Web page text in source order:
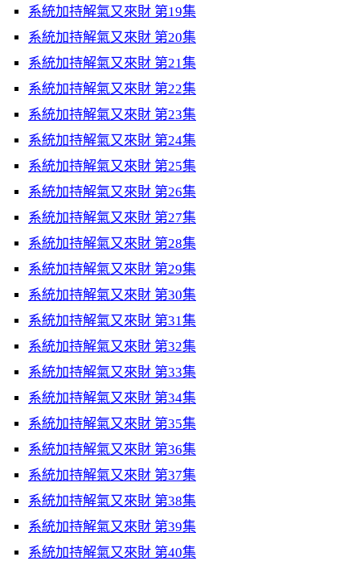
系統加持解氣又來財 第19集
系統加持解氣又來財 第20集
系統加持解氣又來財 第21集
系統加持解氣又來財 第22集
系統加持解氣又來財 第23集
系統加持解氣又來財 第24集
系統加持解氣又來財 第25集
系統加持解氣又來財 第26集
系統加持解氣又來財 第27集
系統加持解氣又來財 第28集
系統加持解氣又來財 第29集
系統加持解氣又來財 第30集
系統加持解氣又來財 第31集
系統加持解氣又來財 第32集
系統加持解氣又來財 第33集
系統加持解氣又來財 第34集
系統加持解氣又來財 第35集
系統加持解氣又來財 第36集
系統加持解氣又來財 第37集
系統加持解氣又來財 第38集
系統加持解氣又來財 第39集
系統加持解氣又來財 第40集